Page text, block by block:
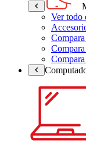
Ver todo